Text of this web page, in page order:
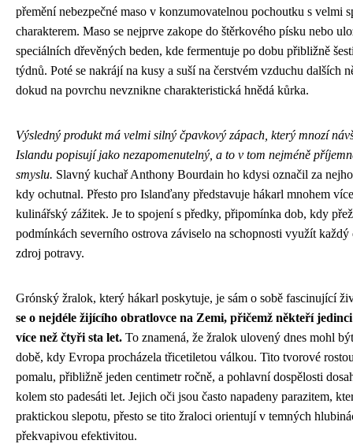
přemění nebezpečné maso v konzumovatelnou pochoutku s velmi
charakterem. Maso se nejprve zakope do štěrkového písku nebo
speciálních dřevěných beden, kde fermentuje po dobu přibližně
týdnů. Poté se nakrájí na kusy a suší na čerstvém vzduchu dalších
dokud na povrchu nevznikne charakteristická hnědá kůrka.
Výsledný produkt má velmi silný čpavkový zápach, který mnozí
Islandu popisují jako nezapomenutelný, a to v tom nejméně
smyslu. Slavný kuchař Anthony Bourdain ho kdysi označil za
kdy ochutnal. Přesto pro Islanďany představuje hákarl mnohem
kulinářský zážitek. Je to spojení s předky, připomínka dob, kdy
podmínkách severního ostrova záviselo na schopnosti využít každý
zdroj potravy.
Grónský žralok, který hákarl poskytuje, je sám o sobě fascinující
se o nejdéle žijícího obratlovce na Zemi, přičemž někteří
více než čtyři sta let. To znamená, že žralok ulovený dnes mohl
době, kdy Evropa procházela třicetiletou válkou. Tito tvorové
pomalu, přibližně jeden centimetr ročně, a pohlavní dospělosti
kolem sto padesáti let. Jejich oči jsou často napadeny parazitem,
praktickou slepotu, přesto se tito žraloci orientují v temných
překvapivou efektivitou.